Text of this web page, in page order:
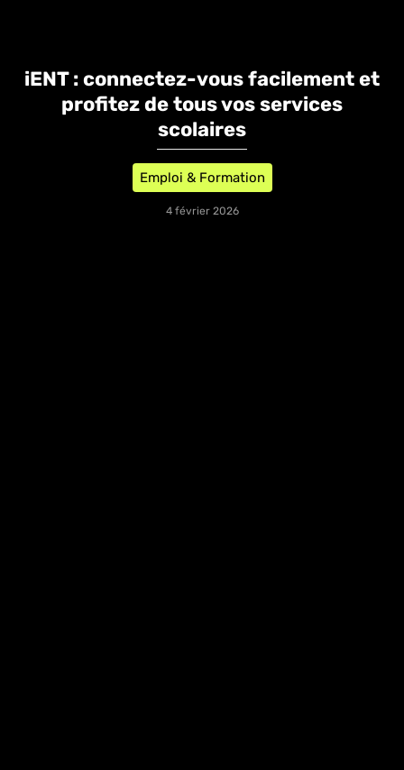
iENT : connectez-vous facilement et
profitez de tous vos services
scolaires
Emploi & Formation
4 février 2026